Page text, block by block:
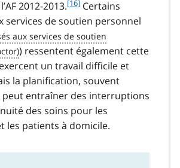
2012-2013.f
o
t
n
o
t
6
[16] Certains
services de soutien personnel
) ressentent également cette
un travail difficile et
la planification, souvent
peut entraîner des interruptions
des soins pour les
les patients à domicile.